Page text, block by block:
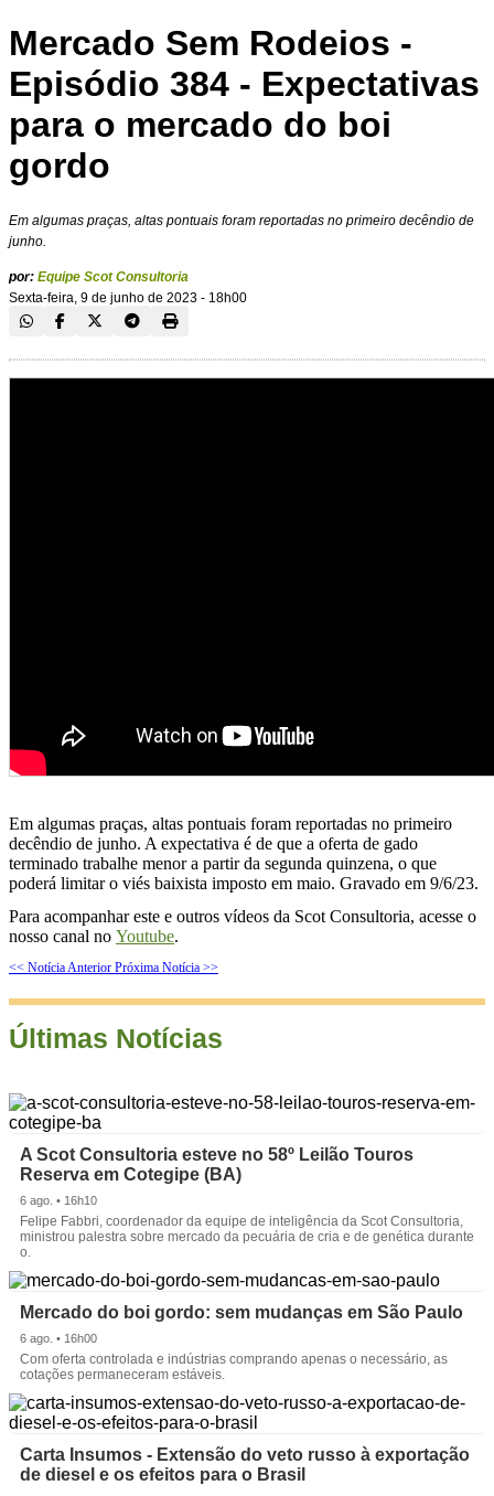
Mercado Sem Rodeios -
Episódio 384 - Expectativas
para o mercado do boi
gordo
Em algumas praças, altas pontuais foram reportadas no primeiro decêndio de
junho.
por: Equipe Scot Consultoria
Sexta-feira, 9 de junho de 2023 - 18h00
Em algumas praças, altas pontuais foram reportadas no primeiro
decêndio de junho. A expectativa é de que a oferta de gado
terminado trabalhe menor a partir da segunda quinzena, o que
poderá limitar o viés baixista imposto em maio. Gravado em 9/6/23.
Para acompanhar este e outros vídeos da Scot Consultoria, acesse o
nosso canal no Youtube.
<< Notícia Anterior Próxima Notícia >>
Últimas Notícias
A Scot Consultoria esteve no 58º Leilão Touros
Reserva em Cotegipe (BA)
6 ago. • 16h10
Felipe Fabbri, coordenador da equipe de inteligência da Scot Consultoria,
ministrou palestra sobre mercado da pecuária de cria e de genética durante
o.
Mercado do boi gordo: sem mudanças em São Paulo
6 ago. • 16h00
Com oferta controlada e indústrias comprando apenas o necessário, as
cotações permaneceram estáveis.
Carta Insumos - Extensão do veto russo à exportação
de diesel e os efeitos para o Brasil